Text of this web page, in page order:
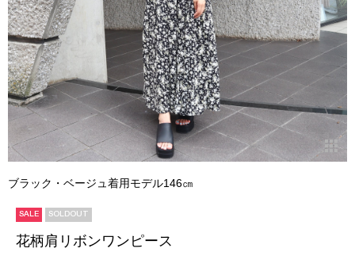
ブラック・ベージュ着用モデル146㎝
SALE SOLDOUT
花柄肩リボンワンピース